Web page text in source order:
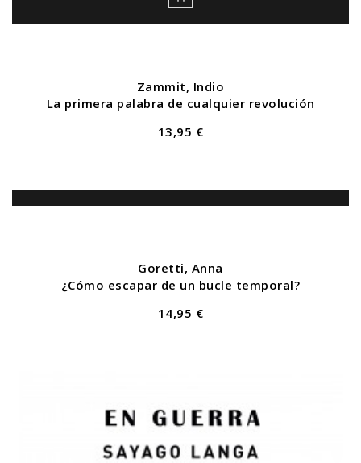
Zammit, Indio
La primera palabra de cualquier revolución
13,95 €
Goretti, Anna
¿Cómo escapar de un bucle temporal?
14,95 €